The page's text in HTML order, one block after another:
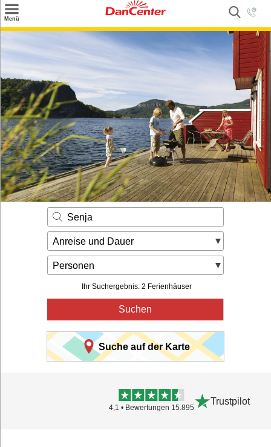
Menü
Weitere Urlaubsziele
Angebote
Inspiration
Kontakt
Gut zu wissen
Login
Senja
Anreise und Dauer
Personen
Ihr Suchergebnis: 2 Ferienhäuser
Suchen
Suche auf der Karte
4,1 • Bewertungen 15.895
Trustpilot